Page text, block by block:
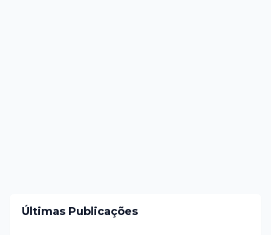
Últimas Publicações